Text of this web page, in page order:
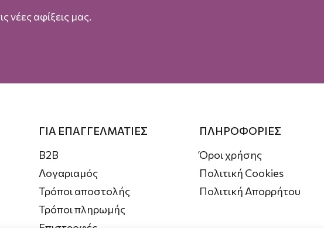
νέες αφίξεις μας.
ΓΙΑ ΕΠΑΓΓΕΛΜΑΤΙΕΣ
B2B
Λογαριαμός
Τρόποι αποστολής
Τρόποι πληρωμής
ΠΛΗΡΟΦΟΡΙΕΣ
Όροι χρήσης
Πολιτική Cookies
Πολιτική Απορρήτου